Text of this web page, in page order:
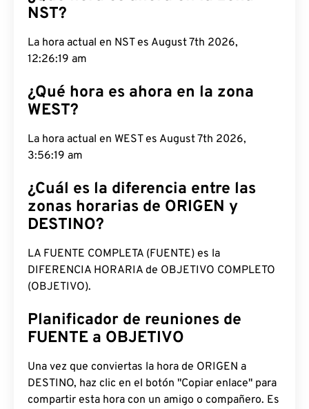
NST?
La hora actual en NST es August 7th 2026,
12:26:20 am
¿Qué hora es ahora en la zona
WEST?
La hora actual en WEST es August 7th 2026,
3:56:20 am
¿Cuál es la diferencia entre las
zonas horarias de ORIGEN y
DESTINO?
LA FUENTE COMPLETA (FUENTE) es la
DIFERENCIA HORARIA de OBJETIVO COMPLETO
(OBJETIVO).
Planificador de reuniones de
FUENTE a OBJETIVO
Una vez que conviertas la hora de ORIGEN a
DESTINO, haz clic en el botón "Copiar enlace" para
compartir esta hora con un amigo o compañero. Es